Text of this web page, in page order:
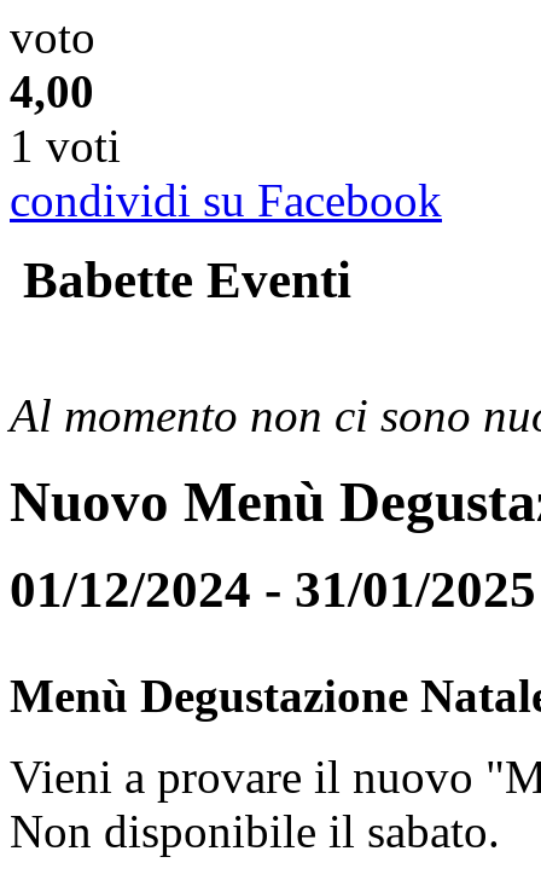
voto
4,00
1 voti
condividi su Facebook
Babette Eventi
Al momento non ci sono
Nuovo Menù
01/12/2024 - 31/01/2025
Menù Degustazione
Vieni a provare il nuovo
Non disponibile il sabato.